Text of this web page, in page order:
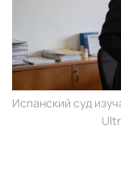
Испанский суд